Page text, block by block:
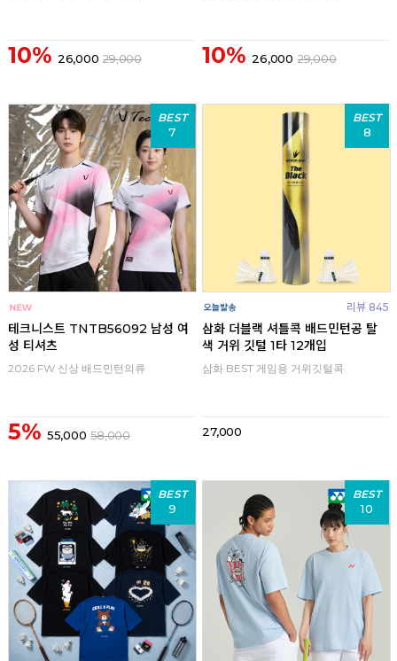
10% 26,000 29,000 10% 26,000 29,000
BEST
7
테크니스트 TNTB56092 남성 여
성 티셔츠
2026 FW 신상 배드민턴의류
5% 55,000 58,000
BEST
8
리뷰 845
삼화 더블랙 셔틀콕 배드민턴공 탈
색 거위 깃털 1타 12개입
삼화 BEST 게임용 거위깃털콕
27,000
BEST
9
BEST
10